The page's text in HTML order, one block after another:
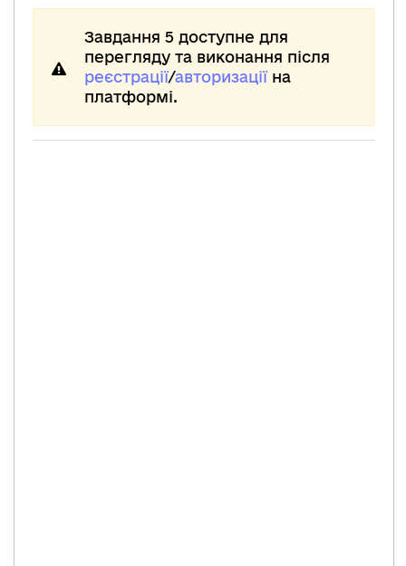
Завдання 5 доступне для
перегляду та виконання після
реєстрації/авторизаціїна
платформі.